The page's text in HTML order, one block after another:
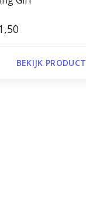
BEKIJK PRODUCT